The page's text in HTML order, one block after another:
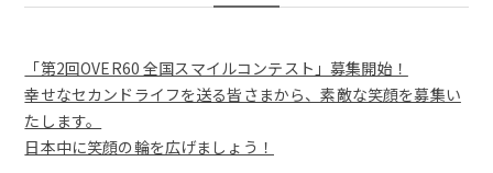
「第2回OVER60 全国スマイルコンテスト」募集開始！
幸せなセカンドライフを送る皆さまから、素敵な笑顔を募集い
たします。
日本中に笑顔の輪を広げましょう！